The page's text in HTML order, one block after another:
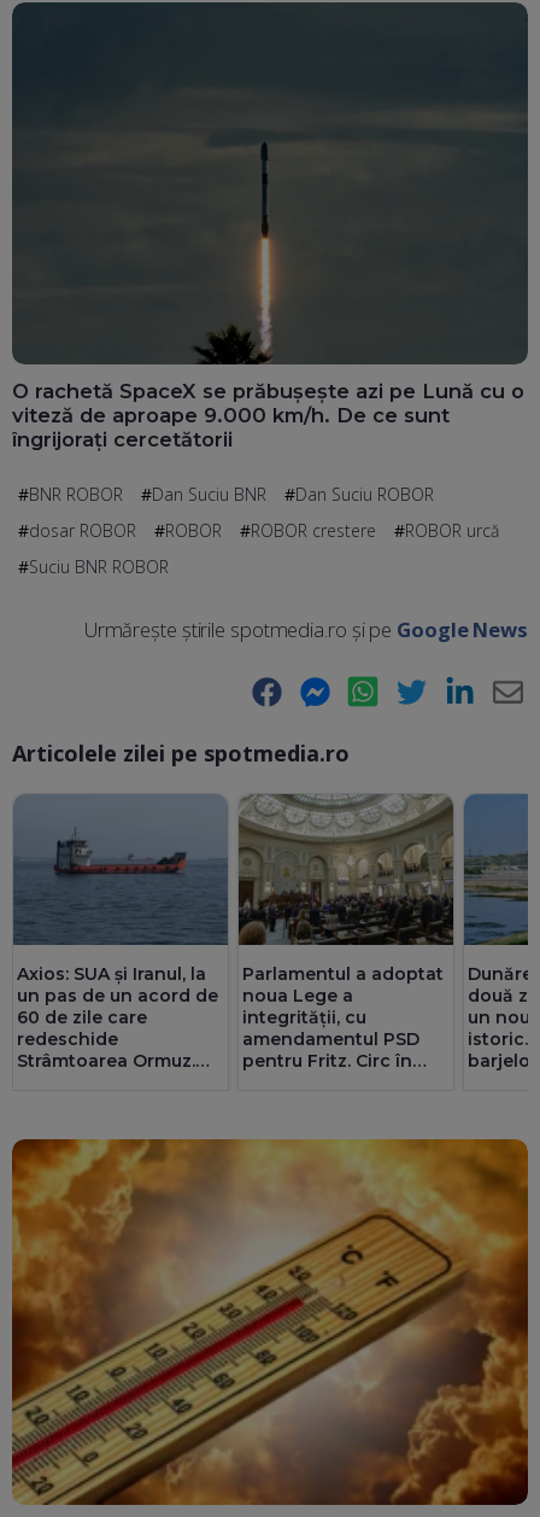
O rachetă SpaceX se prăbușește azi pe Lună cu o
viteză de aproape 9.000 km/h. De ce sunt
îngrijorați cercetătorii
BNR ROBOR Dan Suciu BNR
Dan Suciu ROBOR
dosar ROBOR
ROBOR ROBOR crestere
ROBOR urcă
Suciu BNR ROBOR
Urmărește știrile spotmedia.ro și pe Google News
Facebook Messenger WhatsApp Twitter LinkedIn
Articolele zilei pe spotmedia.ro
Axios: SUA și Iranul, la
un pas de un acord de
60 de zile care
redeschide
Strâmtoarea Ormuz.
Parlamentul a adoptat
noua Lege a
integrității, cu
amendamentul PSD
pentru Fritz. Circ în
două
un nou
istoric.